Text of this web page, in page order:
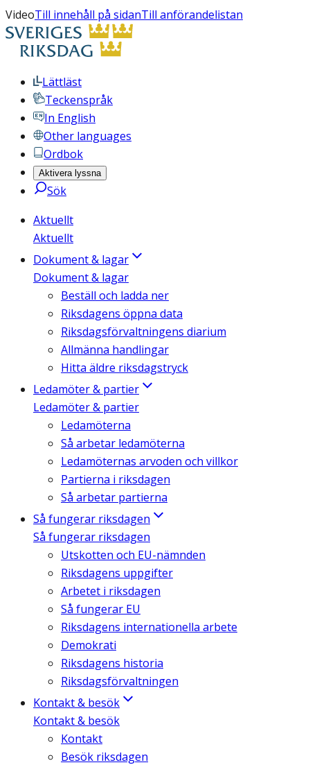
VideoTill innehåll på sidanTill anförandelistan
Lättläst
Teckenspråk
In English
Other languages
Ordbok
Aktivera lyssna
Sök
Aktuellt
Aktuellt
Dokument & lagar
Dokument & lagar
Beställ och ladda ner
Riksdagens öppna data
Riksdagsförvaltningens diarium
Allmänna handlingar
Hitta äldre riksdagstryck
Ledamöter & partier
Ledamöter & partier
Ledamöterna
Så arbetar ledamöterna
Ledamöternas arvoden och villkor
Partierna i riksdagen
Så arbetar partierna
Så fungerar riksdagen
Så fungerar riksdagen
Utskotten och EU-nämnden
Riksdagens uppgifter
Arbetet i riksdagen
Så fungerar EU
Riksdagens internationella arbete
Demokrati
Riksdagens historia
Riksdagsförvaltningen
Kontakt & besök
Kontakt & besök
Kontakt
Besök riksdagen